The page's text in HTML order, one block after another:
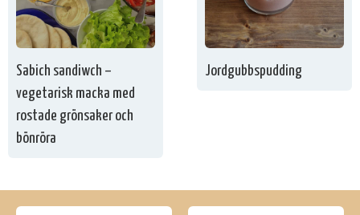
Sabich sandiwch –
vegetarisk macka med
rostade grönsaker och
bönröra
Jordgubbspudding